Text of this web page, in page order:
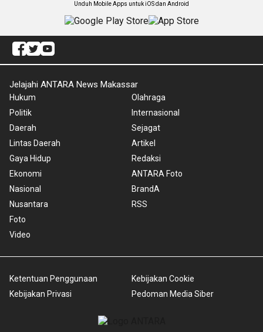
Unduh Mobile Apps untuk iOS dan Android
Jelajahi ANTARA News Makassar
Hukum
Politik
Daerah
Lintas Daerah
Gaya Hidup
Ekonomi
Nasional
Nusantara
Foto
Video
Olahraga
Internasional
Sejagat
Artikel
Redaksi
ANTARA Foto
BrandA
RSS
Ketentuan Penggunaan
Kebijakan Privasi
Kebijakan Cookie
Pedoman Media Siber